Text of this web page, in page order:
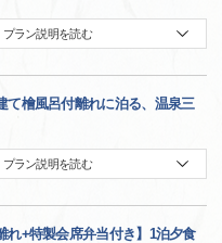
プラン説明を読む
檜風呂付離れに泊る、温泉三
プラン説明を読む
れ+特製会席弁当付き】1泊夕食